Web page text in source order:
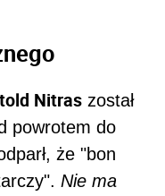
Nitras został
powrotem do
że "bon
Nie ma